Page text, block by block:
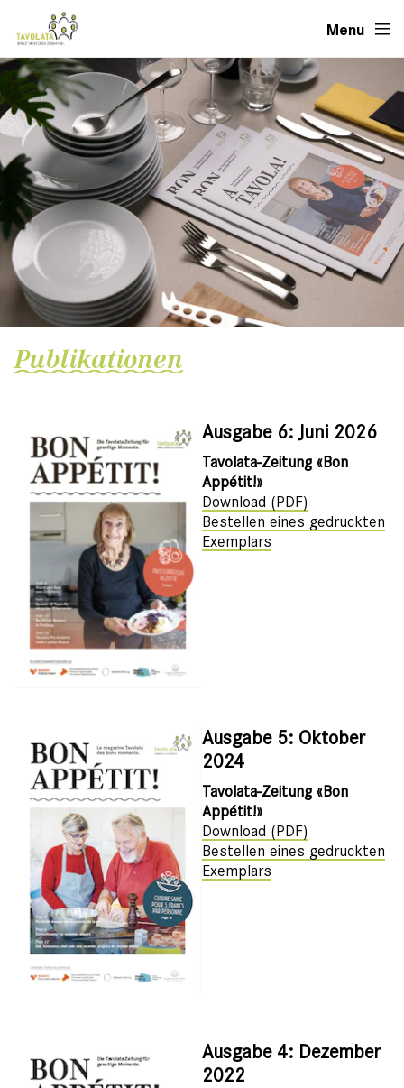
Menu
Publikationen
Ausgabe 6: Juni 2026
Tavolata-Zeitung «Bon
Appétit!»
Download (PDF)
Bestellen eines gedruckten
Exemplars
Ausgabe 5: Oktober
2024
Tavolata-Zeitung «Bon
Appétit!»
Download (PDF)
Bestellen eines gedruckten
Exemplars
Ausgabe 4: Dezember
2022